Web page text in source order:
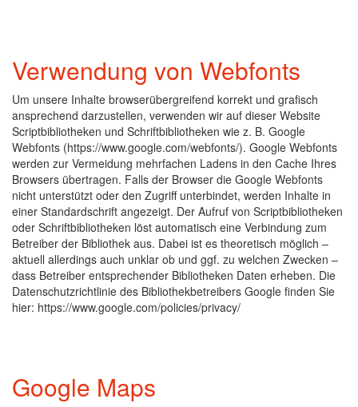
Verwendung von Webfonts
Um unsere Inhalte browserübergreifend korrekt und grafisch
ansprechend darzustellen, verwenden wir auf dieser Website
Scriptbibliotheken und Schriftbibliotheken wie z. B. Google
Webfonts (https://www.google.com/webfonts/). Google Webfonts
werden zur Vermeidung mehrfachen Ladens in den Cache Ihres
Browsers übertragen. Falls der Browser die Google Webfonts
nicht unterstützt oder den Zugriff unterbindet, werden Inhalte in
einer Standardschrift angezeigt. Der Aufruf von Scriptbibliotheken
oder Schriftbibliotheken löst automatisch eine Verbindung zum
Betreiber der Bibliothek aus. Dabei ist es theoretisch möglich –
aktuell allerdings auch unklar ob und ggf. zu welchen Zwecken –
dass Betreiber entsprechender Bibliotheken Daten erheben. Die
Datenschutzrichtlinie des Bibliothekbetreibers Google finden Sie
hier: https://www.google.com/policies/privacy/
Google Maps